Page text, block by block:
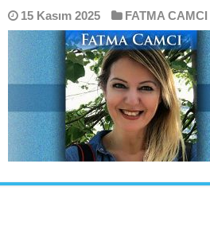
15 Kasım 2025 FATMA CAMCI